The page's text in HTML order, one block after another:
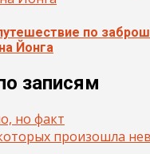
по
Йонга
записям
но факт
произошла